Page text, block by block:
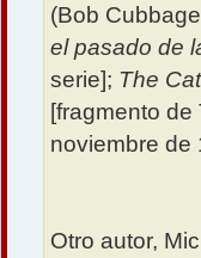
(Bob
el pasado de
serie]; The
[fragmento de
noviembre de
Otro autor,